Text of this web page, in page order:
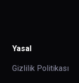
Yasal
Gizlilik Politikası